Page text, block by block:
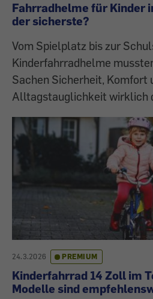
Fahrradhelme für Kinder
der sicherste?
Vom Spielplatz bis zur
Kinderfahrradhelme
Sachen Sicherheit, Komfort
Alltagstauglichkeit wirklich
24.3.2026 PREMIUM
Kinderfahrrad 14 Zoll im
Modelle sind